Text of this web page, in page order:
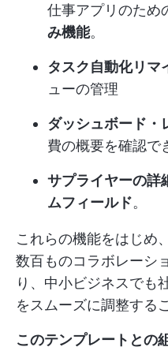
仕事アプリのため
み機能。
タスク自動化リマ
ューの管理
ダッシュボード・
費の概要を確認で
サプライヤーの詳
ムフィールド。
これらの機能をはじめ
数百ものコラボレーシ
り、中小ビジネスでも
をスムーズに調整する
このテンプレートとの